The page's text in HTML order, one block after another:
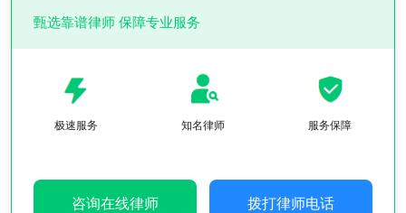
甄选靠谱律师 保障专业服务
极速服务 知名律师 服务保障
咨询在线律师 拨打律师电话